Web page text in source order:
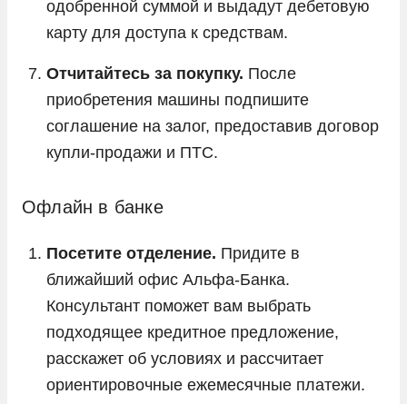
одобренной суммой и выдадут дебетовую
карту для доступа к средствам.
Отчитайтесь за покупку. После
приобретения машины подпишите
соглашение на залог, предоставив договор
купли-продажи и ПТС.
Офлайн в банке
Посетите отделение. Придите в
ближайший офис Альфа-Банка.
Консультант поможет вам выбрать
подходящее кредитное предложение,
расскажет об условиях и рассчитает
ориентировочные ежемесячные платежи.